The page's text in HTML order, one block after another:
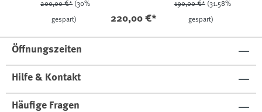
200,00 €* (30%
gespart) 220,00 €*
190,00 €* (31.58%
gespart)
Öffnungszeiten
Hilfe & Kontakt
Häufige Fragen